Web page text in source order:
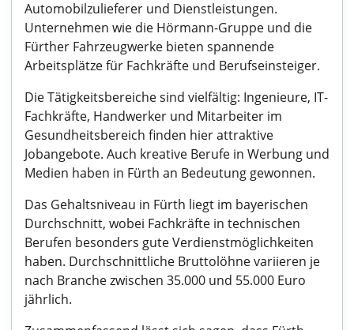
Automobilzulieferer und Dienstleistungen.
Unternehmen wie die Hörmann-Gruppe und die
Fürther Fahrzeugwerke bieten spannende
Arbeitsplätze für Fachkräfte und Berufseinsteiger.
Die Tätigkeitsbereiche sind vielfältig: Ingenieure, IT-
Fachkräfte, Handwerker und Mitarbeiter im
Gesundheitsbereich finden hier attraktive
Jobangebote. Auch kreative Berufe in Werbung und
Medien haben in Fürth an Bedeutung gewonnen.
Das Gehaltsniveau in Fürth liegt im bayerischen
Durchschnitt, wobei Fachkräfte in technischen
Berufen besonders gute Verdienstmöglichkeiten
haben. Durchschnittliche Bruttolöhne variieren je
nach Branche zwischen 35.000 und 55.000 Euro
jährlich.